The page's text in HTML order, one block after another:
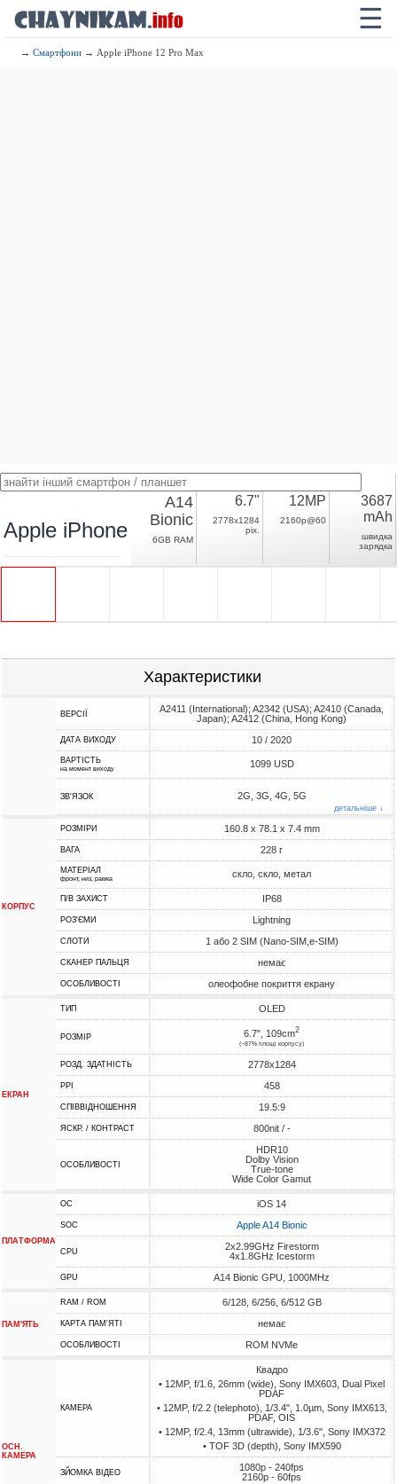
☰
→Смартфони → Apple iPhone 12 Pro Max
Apple iPhone 12 Pro Max
A14
Bionic
6GB RAM
6.7"
2778x1284
pix.
12MP
2160p@60
3687
mAh
швидка
зарядка
Характеристики
ВЕРСІЇ
A2411 (International); A2342 (USA); A2410 (Canada,
Japan); A2412 (China, Hong Kong)
ДАТА ВИХОДУ 10 / 2020
ВАРТІСТЬ
на момент виходу 1099 USD
ЗВ'ЯЗОК 2G, 3G, 4G, 5G
детальніше ↓
КОРПУС
РОЗМІРИ 160.8 x 78.1 x 7.4 mm
ВАГА 228 г
МАТЕРІАЛ
фронт, низ, рамка скло, скло, метал
П/В ЗАХИСТ IP68
РОЗ'ЄМИ Lightning
СЛОТИ 1 або 2 SIM (Nano-SIM,e-SIM)
СКАНЕР ПАЛЬЦЯ немає
ОСОБЛИВОСТІ олеофобне покриття екрану
ЕКРАН
ТИП OLED
РОЗМІР 6.7", 109cm2
(~87% площі корпусу)
РОЗД. ЗДАТНІСТЬ 2778x1284
PPI 458
СПІВВІДНОШЕННЯ 19.5:9
ЯСКР. / КОНТРАСТ 800nit / -
ОСОБЛИВОСТІ
HDR10
Dolby Vision
True-tone
Wide Color Gamut
ПЛАТФОРМА
ОС iOS 14
SOC Apple A14 Bionic
CPU
2x2.99GHz Firestorm
4x1.8GHz Icestorm
GPU A14 Bionic GPU, 1000MHz
ПАМ'ЯТЬ
RAM / ROM 6/128, 6/256, 6/512 GB
КАРТА ПАМ'ЯТІ немає
ОСОБЛИВОСТІ ROM NVMe
ОСН.
КАМЕРА
КАМЕРА
Квадро
• 12MP, f/1.6, 26mm (wide), Sony IMX603, Dual Pixel
PDAF
• 12MP, f/2.2 (telephoto), 1/3.4", 1.0µm, Sony IMX613,
PDAF, OIS
• 12MP, f/2.4, 13mm (ultrawide), 1/3.6", Sony IMX372
• TOF 3D (depth), Sony IMX590
ЗЙОМКА ВІДЕО
1080p - 240fps
2160p - 60fps